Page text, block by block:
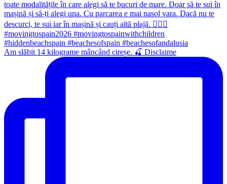
Am slăbit 14 kilograme mâncând cireșe. 🍒 Disclaime